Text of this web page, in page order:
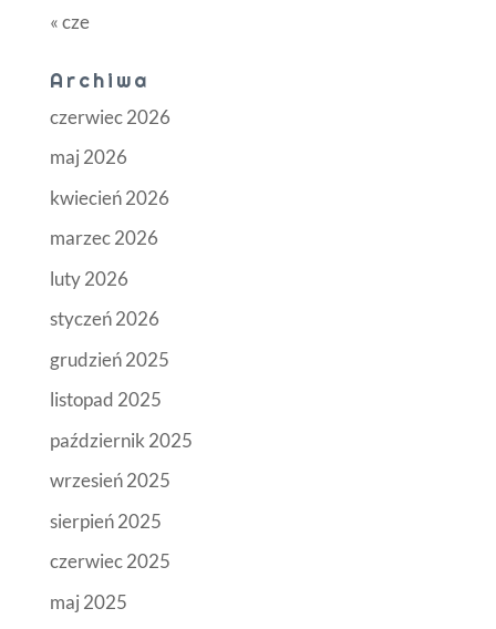
« cze
Archiwa
czerwiec 2026
maj 2026
kwiecień 2026
marzec 2026
luty 2026
styczeń 2026
grudzień 2025
listopad 2025
październik 2025
wrzesień 2025
sierpień 2025
czerwiec 2025
maj 2025